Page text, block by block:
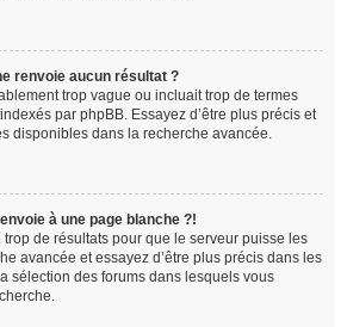
renvoie aucun résultat ?
trop vague ou incluait trop de termes
par phpBB. Essayez d’être plus précis et
disponibles dans la recherche avancée.
à une page blanche ?!
de résultats pour que le serveur puisse les
avancée et essayez d’être plus précis dans les
sélection des forums dans lesquels vous